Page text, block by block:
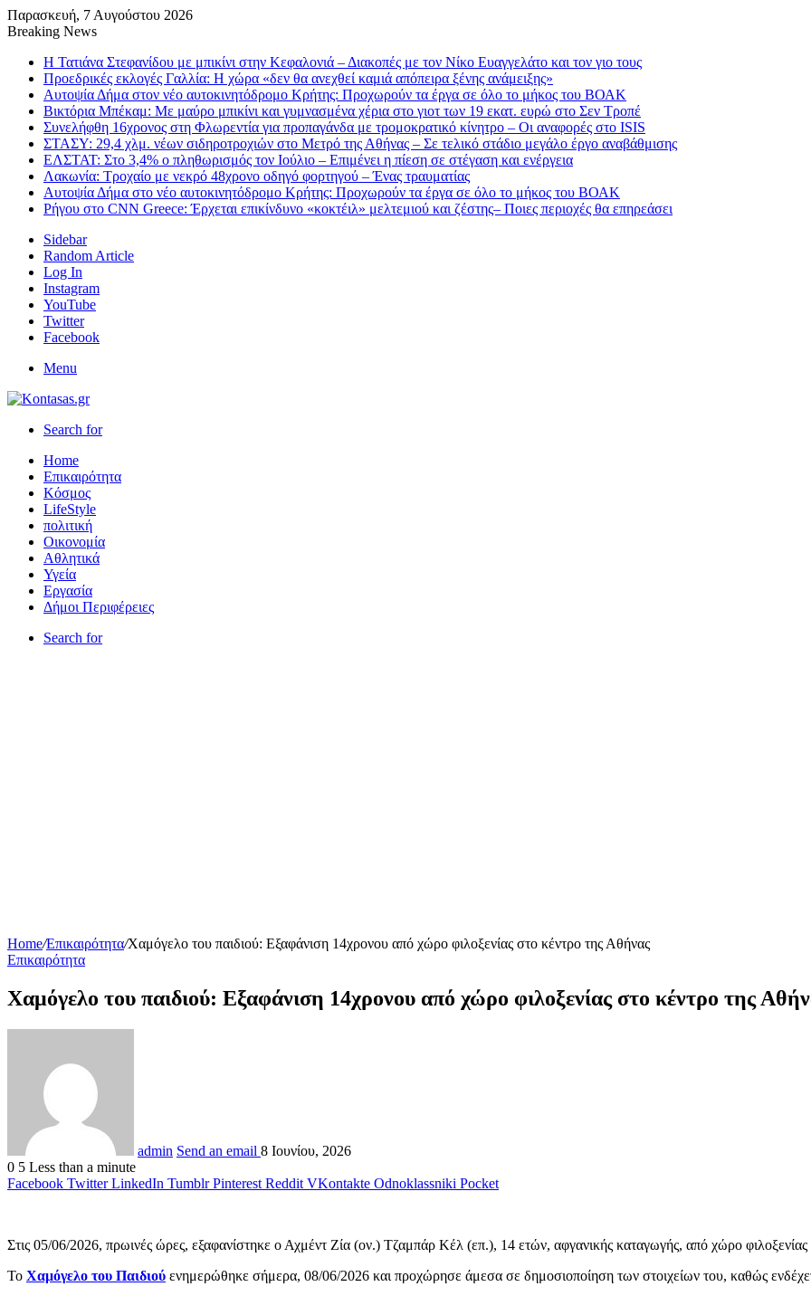
Παρασκευή, 7 Αυγούστου 2026
Breaking News
Η Τατιάνα Στεφανίδου με μπικίνι στην Κεφαλονιά – Διακοπές με τον Νίκο Ευαγγελάτο και τον γιο τους
Προεδρικές εκλογές Γαλλία: Η χώρα «δεν θα ανεχθεί καμιά απόπειρα ξένης ανάμειξης»
Αυτοψία Δήμα στον νέο αυτοκινητόδρομο Κρήτης: Προχωρούν τα έργα σε όλο το μήκος του ΒΟΑΚ
Βικτόρια Μπέκαμ: Με μαύρο μπικίνι και γυμνασμένα χέρια στο γιοτ των 19 εκατ. ευρώ στο Σεν Τροπέ
Συνελήφθη 16χρονος στη Φλωρεντία για προπαγάνδα με τρομοκρατικό κίνητρο – Οι αναφορές στο ISIS
ΣΤΑΣΥ: 29,4 χλμ. νέων σιδηροτροχιών στο Μετρό της Αθήνας – Σε τελικό στάδιο μεγάλο έργο αναβάθμισης
ΕΛΣΤΑΤ: Στο 3,4% ο πληθωρισμός τον Ιούλιο – Επιμένει η πίεση σε στέγαση και ενέργεια
Λακωνία: Τροχαίο με νεκρό 48χρονο οδηγό φορτηγού – Ένας τραυματίας
Αυτοψία Δήμα στο νέο αυτοκινητόδρομο Κρήτης: Προχωρούν τα έργα σε όλο το μήκος του ΒΟΑΚ
Ρήγου στο CNN Greece: Έρχεται επικίνδυνο «κοκτέιλ» μελτεμιού και ζέστης– Ποιες περιοχές θα επηρεάσει
Sidebar
Random Article
Log In
Instagram
YouTube
Twitter
Facebook
Menu
Search for
Home
Επικαιρότητα
Κόσμος
LifeStyle
πολιτική
Οικονομία
Αθλητικά
Υγεία
Εργασία
Δήμοι Περιφέρειες
Search for
Home/Επικαιρότητα/Χαμόγελο του παιδιού: Εξαφάνιση 14χρονου από χώρο φιλοξενίας στο κέντρο της Αθήνας
Επικαιρότητα
Χαμόγελο του παιδιού: Εξαφάνιση 14χρονου από χώρο φιλοξενίας στο κέντρο της
admin Send an email 8 Ιουνίου, 2026
0 5 Less than a minute
Facebook Twitter LinkedIn Tumblr Pinterest Reddit VKontakte Odnoklassniki Pocket
Στις 05/06/2026, πρωινές ώρες, εξαφανίστηκε ο Αχμέντ Ζία (ον.) Τζαμπάρ Κέλ (επ.), 14 ετών, αφγανικής καταγωγής, από χώρο
Το Χαμόγελο του Παιδιού ενημερώθηκε σήμερα, 08/06/2026 και προχώρησε άμεσα σε δημοσιοποίηση των στοιχείων του, καθώς